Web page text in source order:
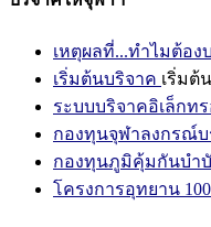
เหตุผลที่...ทำไมต้อง
เริ่มต้นบริจาค เริ่มต้
ระบบบริจาคอิเล็กท
กองทุนจุฬาลงกรณ์
กองทุนภูมิคุ้มกันบำบั
โครงการอุทยาน